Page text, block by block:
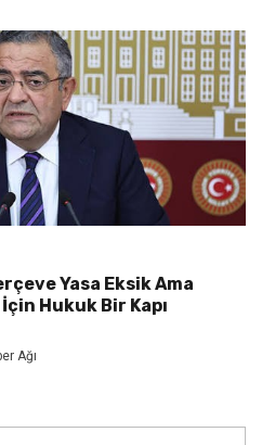
Yasa Eksik Ama
Hukuk Bir Kapı
Ağı